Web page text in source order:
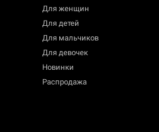
Для женщин
Для детей
Для мальчиков
Для девочек
Новинки
Распродажа